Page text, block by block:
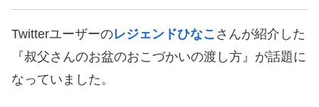
Twitterユーザーのレジェンドひなこ さんが紹介した
『叔父さんのお盆のおこづかいの渡し方』が話題に
なっていました。